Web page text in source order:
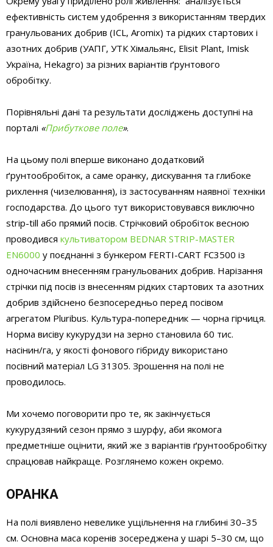
ефективність систем удобрення з використанням твердих
гранульованих добрив (ICL, Aromix) та рідких стартових і
азотних добрив (УАПГ, УТК Хімальянс, Elisit Plant, Imisk
Україна, Hekagro) за різних варіантів ґрунтового
обробітку.
Порівняльні дані та результати досліджень доступні на
порталі «Прибуткове поле».
На цьому полі вперше виконано додатковий
ґрунтообробіток, а саме оранку, дискування та глибоке
рихлення (чизелювання), із застосуванням наявної техніки
господарства. До цього тут використовувався виключно
strip-till або прямий посів. Стрічковий обробіток весною
проводився культиватором BEDNAR STRIP-MASTER
EN6000 у поєднанні з бункером FERTI-CART FC3500 із
одночасним внесенням гранульованих добрив. Нарізання
стрічки під посів із внесенням рідких стартових та азотних
добрив здійснено безпосередньо перед посівом
агрегатом Pluribus. Культура-попередник — чорна гірчиця.
Норма висіву кукурудзи на зерно становила 60 тис.
насінин/га, у якості фонового гібриду використано
посівний матеріал LG 31305. Зрошення на полі не
проводилось.
Ми хочемо поговорити про те, як закінчується
кукурудзяний сезон прямо з шурфу, аби якомога
предметніше оцінити, який же з варіантів ґрунтообробітку
спрацював найкраще. Розглянемо кожен окремо.
ОРАНКА
На полі виявлено невелике ущільнення на глибині 30–35
см. Основна маса коренів зосереджена у шарі 5–30 см, що